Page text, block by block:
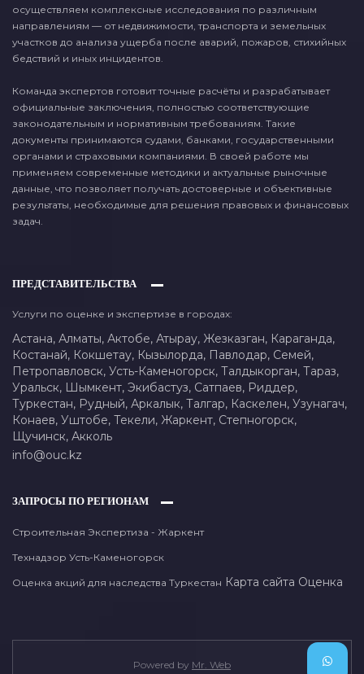
осуществляем комплексные исследования по различным
направлениям — от недвижимости, транспорта и земельных
участков до анализа ущерба после аварий, пожаров, стихийных
бедствий и иных инцидентов.
Команда экспертов готовит точные расчёты и разрабатывает
официальные заключения, полностью соответствующие
законодательным и нормативным требованиям. Такие
документы принимаются судами, банками, государственными
органами и страховыми компаниями. В своей работе мы
применяем современные методики и актуальные рыночные
данные, что позволяет получать достоверные и объективные
результаты, необходимые для решения правовых и финансовых
задач.
ПРЕДСТАВИТЕЛЬСТВА
Услуги по оценке и экспертизе в городах:
Астана, Алматы, Актобе, Атырау, Жезказган, Караганда,
Костанай, Кокшетау, Кызылорда, Павлодар, Семей,
Петропавловск, Усть-Каменогорск, Талдыкорган, Тараз,
Уральск, Шымкент, Экибастуз, Сатпаев, Риддер,
Туркестан, Рудный, Аркалык, Талгар, Каскелен, Узунагач,
Конаев, Уштобе, Текели, Жаркент, Степногорск,
Щучинск, Акколь
info@ouc.kz
ЗАПРОСЫ ПО РЕГИОНАМ
Строительная Экспертиза - Жаркент
Технадзор Усть-Каменогорск
Оценка акций для наследства Туркестан Карта сайта Оценка
Powered by Mr. Web